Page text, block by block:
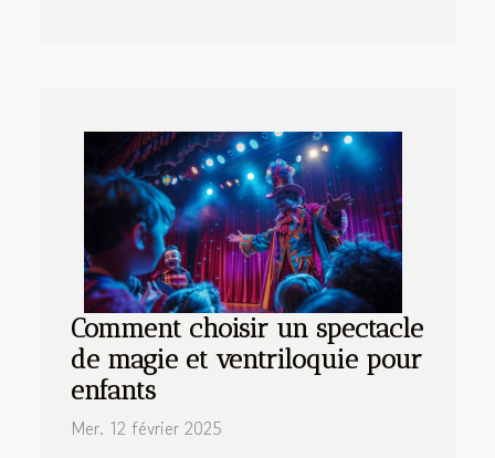
Comment choisir un spectacle
de magie et ventriloquie pour
enfants
Mer. 12 février 2025